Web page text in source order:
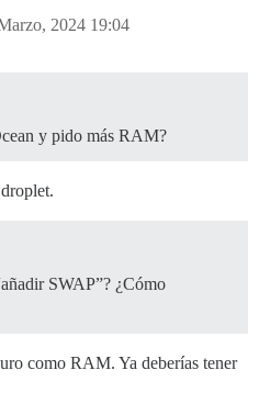
2024 19:04
y pido más RAM?
SWAP”? ¿Cómo
como RAM. Ya deberías tener